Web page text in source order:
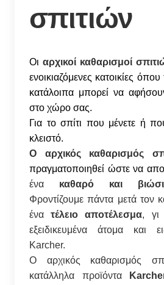
σπιτιών
Οι αρχικοί καθαρισμοί
ενοικιαζόμενες κατοικίες
κατάλοιπα μπορεί να
στο χώρο σας.
Για το σπίτι που μένετε ή
κλειστό.
O αρχικός καθαρισμός
πραγματοποιηθεί ώστε να
ένα καθαρό και
Φροντίζουμε πάντα μετά τον
ένατέλειο αποτέλεσμα, γι
εξειδικευμένα άτομα και
Karcher.
Ο αρχικός καθαρισμός
κατάλληλα προϊόντα